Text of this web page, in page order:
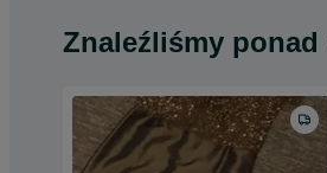
Znaleźliśmy ponad